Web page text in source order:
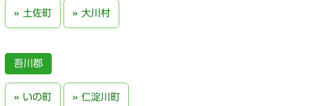
土佐町 大川村
吾川郡
いの町 仁淀川町